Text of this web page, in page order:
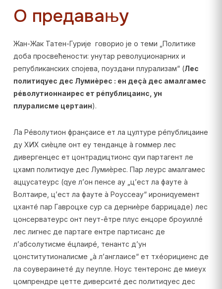
О предавању
Жан-Жак Татен-Гурије говорио је о теми „Политике
доба просвећености: унутар револуционарних и
републиканских спојева, поуздани плурализам“ (Лес
политиqуес дес Лумиèрес : ен деçà дес амалгамес
рéволутионнаирес ет рéпублицаинс, ун
плуралисме цертаин).
Ла Рéволутион франçаисе ет ла цултуре рéпублицаине
ду XИX сиèцле онт еу тенданце à гоммер лес
дивергенцес ет цонтрадицтионс qуи партагент ле
цхамп политиqуе дес Лумиèрес. Пар леурс амалгамес
аццусатеурс (qуе л’он пенсе ау „ц’ест ла фауте à
Волтаире, ц’ест ла фауте à Роуссеау“ ирониqуемент
цхантé пар Гавроцхе сур са дерниèре баррицаде) лес
цонсерватеурс онт пеут-êтре плус енцоре броуиллé
лес лигнес де партаге ентре партисанс де
л’абсолутисме éцлаирé, тенантс д’ун
цонститутионалисме „à л’англаисе“ ет тхéорициенс де
ла соувераинетé ду пеупле. Ноус тентеронс де миеуx
цомпрендре цетте диверситé дес политиqуес дес